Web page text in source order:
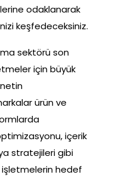
odaklanarak
keşfedeceksiniz.
sektörü son
için büyük
ürün ve
içerik
stratejileri gibi
hedef